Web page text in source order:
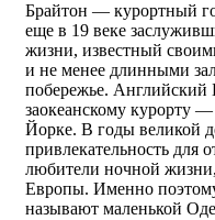
Брайтон — курортный
еще в 19 веке
жизни, известный
и не менее длинными
побережье. Английский
заокеанскому курорту
Йорке. В годы великой
привлекательность для
любители ночной
Европы. Именно
называют маленькой